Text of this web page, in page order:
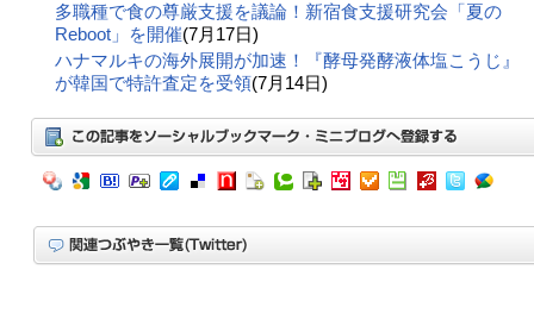
多職種で食の尊厳支援を議論！新宿食支援研究会「夏の
Reboot」を開催(7月17日)
ハナマルキの海外展開が加速！『酵母発酵液体塩こうじ』
が韓国で特許査定を受領(7月14日)